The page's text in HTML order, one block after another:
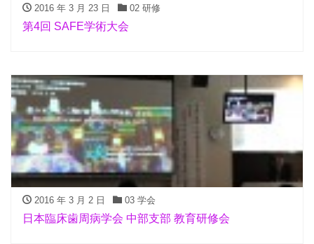
2016 年 3 月 23 日 02 研修
第4回 SAFE学術大会
2016 年 3 月 2 日 03 学会
日本臨床歯周病学会 中部支部 教育研修会